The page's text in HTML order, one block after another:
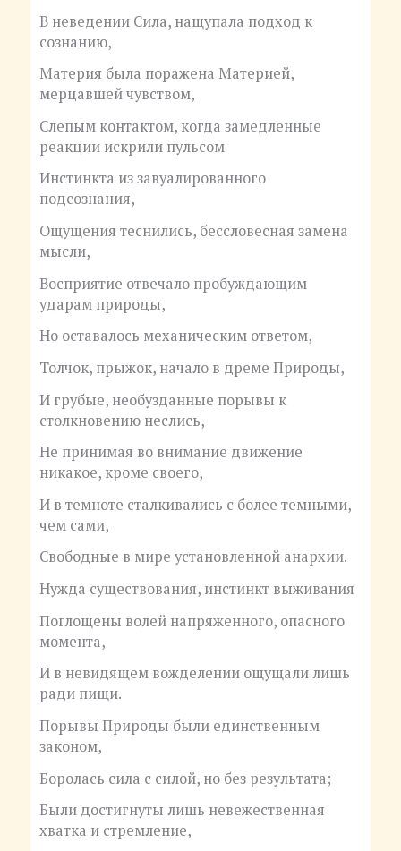
В неведении Сила, нащупала подход к
сознанию,
Материя была поражена Материей,
мерцавшей чувством,
Слепым контактом, когда замедленные
реакции искрили пульсом
Инстинкта из завуалированного
подсознания,
Ощущения теснились, бессловесная замена
мысли,
Восприятие отвечало пробуждающим
ударам природы,
Но оставалось механическим ответом,
Толчок, прыжок, начало в дреме Природы,
И грубые, необузданные порывы к
столкновению неслись,
Не принимая во внимание движение
никакое, кроме своего,
И в темноте сталкивались с более темными,
чем сами,
Свободные в мире установленной анархии.
Нужда существования, инстинкт выживания
Поглощены волей напряженного, опасного
момента,
И в невидящем вожделении ощущали лишь
ради пищи.
Порывы Природы были единственным
законом,
Боролась сила с силой, но без результата;
Были достигнуты лишь невежественная
хватка и стремление,